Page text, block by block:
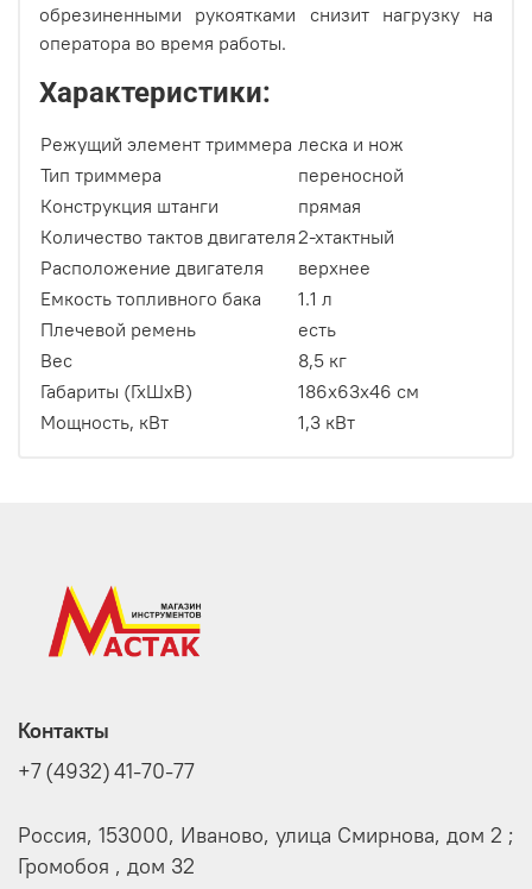
обрезиненными рукоятками снизит нагрузку на
оператора во время работы.
Характеристики:
Режущий элемент триммера леска и нож
Тип триммера
переносной
Конструкция штанги
прямая
Количество тактов двигателя2-хтактный
Расположение двигателя
верхнее
Емкость топливного бака
1.1 л
Плечевой ремень
есть
Вес
8,5 кг
Габариты (ГхШхВ)
186x63x46 см
Мощность, кВт
1,3 кВт
Контакты
+7 (4932) 41-70-77
Россия, 153000, Иваново, улица Смирнова, дом 2 ;
Громобоя , дом 32